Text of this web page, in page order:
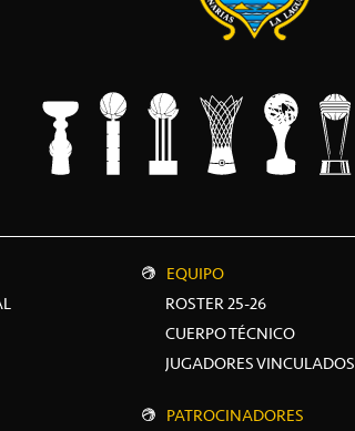
EQUIPO
ROSTER 25-26
CUERPO TÉCNICO
JUGADORES VINCULADOS
PATROCINADORES